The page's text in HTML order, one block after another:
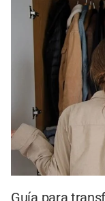
Guía para